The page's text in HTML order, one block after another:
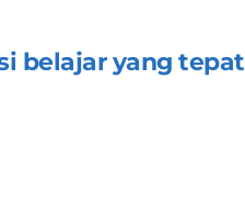
belajar yang